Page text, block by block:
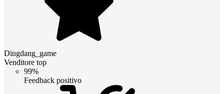
Dingdang_game
Venditore top
99%
Feedback positivo